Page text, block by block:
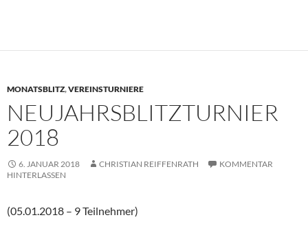
MONATSBLITZ,VEREINSTURNIERE
NEUJAHRSBLITZTURNIER
2018
6. JANUAR 2018 CHRISTIAN REIFFENRATH
KOMMENTAR
HINTERLASSEN
(05.01.2018 – 9 Teilnehmer)